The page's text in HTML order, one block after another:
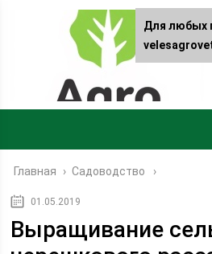
Главная › Садоводство
01.05.2019
Выращивание
Для любых